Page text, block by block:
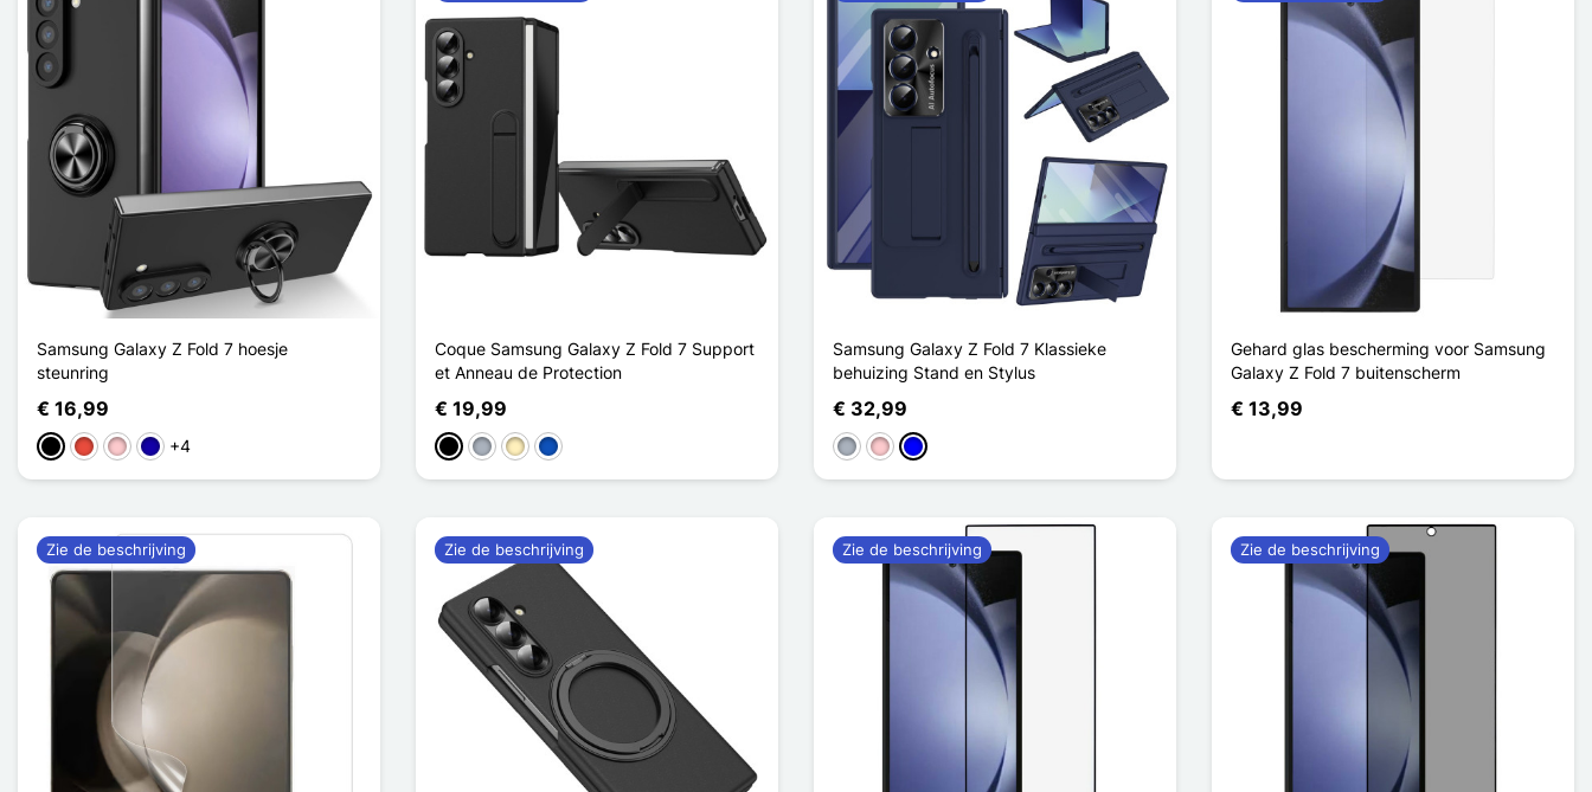
Samsung Galaxy Z Fold 7 hoesje
steunring
€ 16,99
ZwartRoodRozeDonkerblauw
+4
Coque Samsung Galaxy Z Fold 7 Support
et Anneau de Protection
€ 19,99
ZwartGrijsGoldenSaphir
Samsung Galaxy Z Fold 7 Klassieke
behuizing Stand en Stylus
€ 32,99
GrijsRozeBlauw
Gehard glas bescherming voor Samsung
Galaxy Z Fold 7 buitenscherm
€ 13,99
Zie de beschrijving Zie de beschrijving Zie de beschrijving Zie de beschrijving